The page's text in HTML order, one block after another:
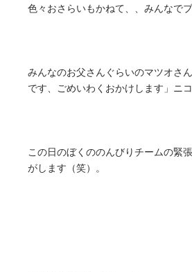
色々おさらいもかねて、、みんなで
みんなのお父さんぐらいのマツオさ
です、ごめいわくおかけします」ニ
この日のぼくののんびりチームの緊
がします（笑）。